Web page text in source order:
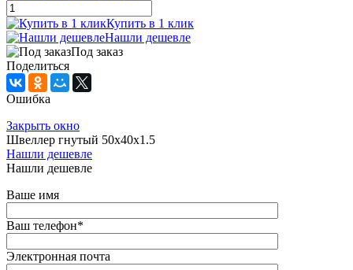
Купить в 1 клик
Нашли дешевле
Под заказ
Поделиться
Ошибка
Закрыть окно
Швеллер гнутый 50х40х1.5
Нашли дешевле
Нашли дешевле
Ваше имя
Ваш телефон*
Электронная почта